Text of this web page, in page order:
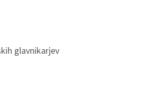
glavnikarjev